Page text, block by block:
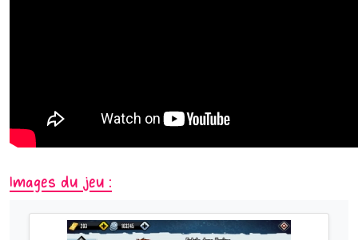
Images du jeu :